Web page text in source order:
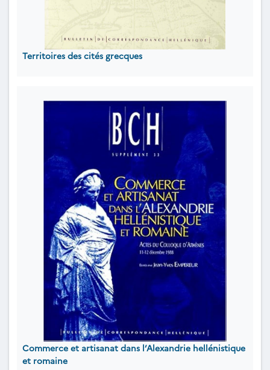
Territoires des cités grecques
Commerce et artisanat dans l’Alexandrie hellénistique
et romaine